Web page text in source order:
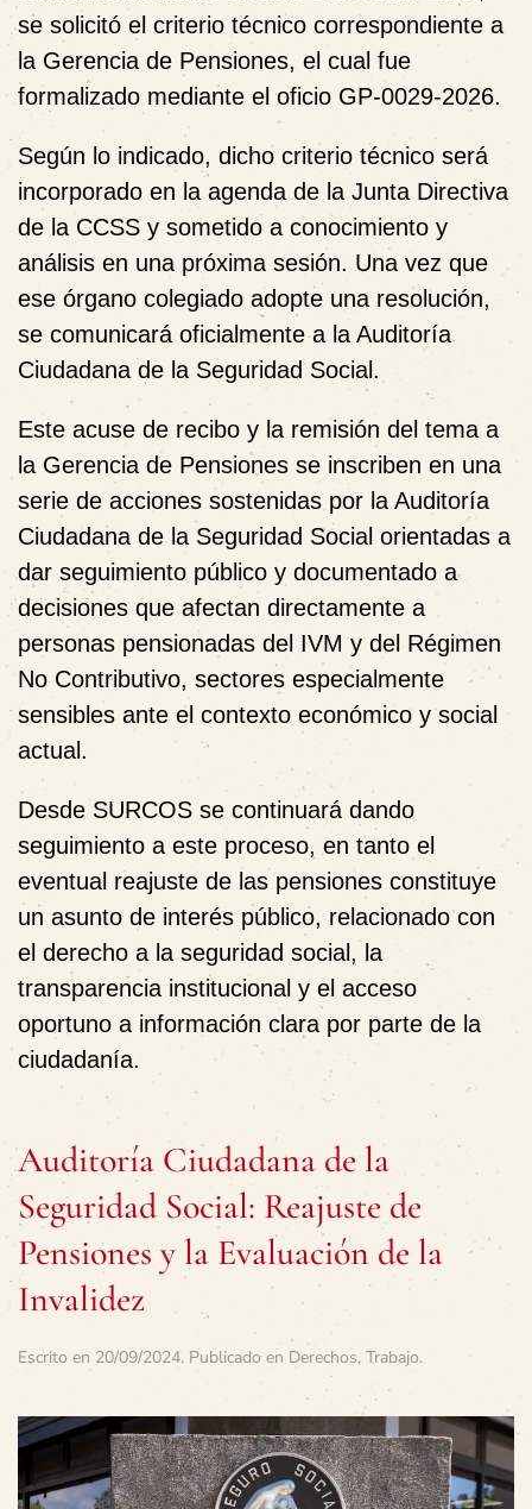
se solicitó el criterio técnico correspondiente a
la Gerencia de Pensiones, el cual fue
formalizado mediante el oficio GP-0029-2026.
Según lo indicado, dicho criterio técnico será
incorporado en la agenda de la Junta Directiva
de la CCSS y sometido a conocimiento y
análisis en una próxima sesión. Una vez que
ese órgano colegiado adopte una resolución,
se comunicará oficialmente a la Auditoría
Ciudadana de la Seguridad Social.
Este acuse de recibo y la remisión del tema a
la Gerencia de Pensiones se inscriben en una
serie de acciones sostenidas por la Auditoría
Ciudadana de la Seguridad Social orientadas a
dar seguimiento público y documentado a
decisiones que afectan directamente a
personas pensionadas del IVM y del Régimen
No Contributivo, sectores especialmente
sensibles ante el contexto económico y social
actual.
Desde SURCOS se continuará dando
seguimiento a este proceso, en tanto el
eventual reajuste de las pensiones constituye
un asunto de interés público, relacionado con
el derecho a la seguridad social, la
transparencia institucional y el acceso
oportuno a información clara por parte de la
ciudadanía.
Auditoría Ciudadana de la
Seguridad Social: Reajuste de
Pensiones y la Evaluación de la
Invalidez
Escrito en 20/09/2024. Publicado en Derechos, Trabajo.